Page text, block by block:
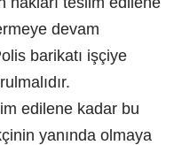
devam
barikatı işçiye
edilene kadar bu
yanında olmaya